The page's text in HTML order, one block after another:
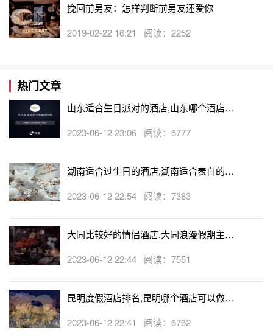
挽回前男友：怎样判断前男友还爱你
2019-02-22 16:21 阅读：2252
热门文章
山东适合生日派对的酒店,山东哪个酒店有
2023-06-12 23:06 阅读：6777
湖南适合过生日的酒店,湖南适合表白的酒
2023-06-12 22:54 阅读：7383
大同比较好的情侣酒店,大同浪漫假期主题
2023-06-12 22:44 阅读：7551
昆明度假酒店排名,昆明哪个酒店可以做求
2023-06-12 22:41 阅读：6762